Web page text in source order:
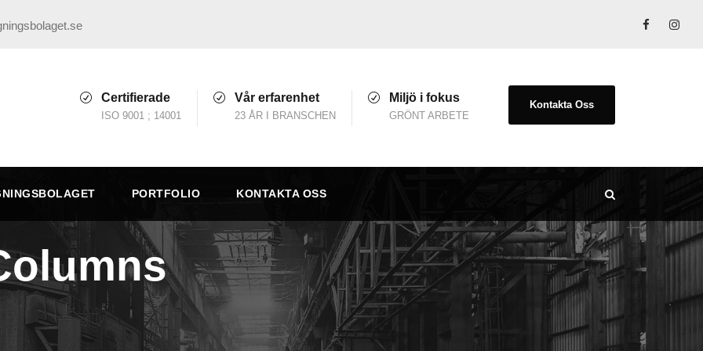
Certifierade
ISO 9001 ; 14001
Vår erfarenhet
23 ÅR I BRANSCHEN
Miljö i fokus
GRÖNT ARBETE
Kontakta Oss
PORTFOLIO KONTAKTA OSS